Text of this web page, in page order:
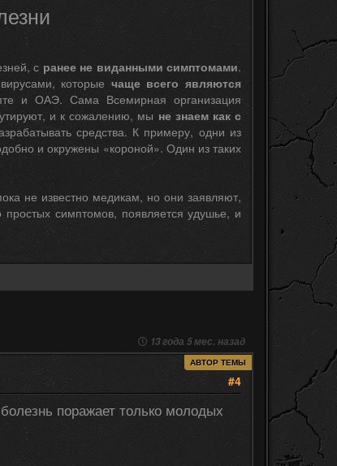
с ранее не виданными симптомами.
которые чаще всего являются
и ОАЭ. Сама Всемирная организация
и к сожалению, мы не знаем как с
средства. К примеру, одни из
и окружены «короной». Один из таких
не известно медикам, но они заявляют,
симптомов, появляется удушье, и
13 года 5 мес. назад
АВТОР ТЕМЫ
#4
поражает только молодых